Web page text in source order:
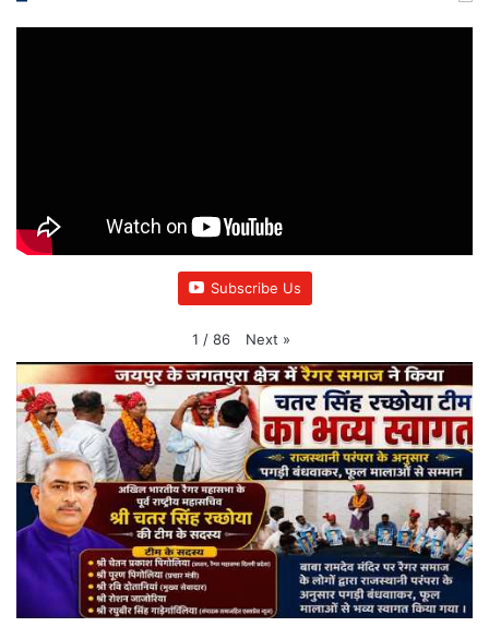
Subscribe Us
1 / 86 Next »